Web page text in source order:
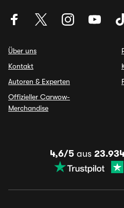
Über uns
Kontakt
Autoren & Experten
Offizieller Carwow-
Merchandise
4,6/5 aus